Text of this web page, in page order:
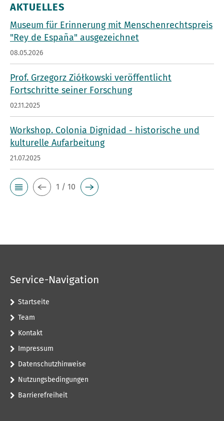
AKTUELLES
Museum für Erinnerung mit Menschenrechtspreis
"Rey de España" ausgezeichnet
08.05.2026
Prof. Grzegorz Ziółkowski veröffentlicht
Fortschritte seiner Forschung
02.11.2025
Workshop. Colonia Dignidad - historische und
kulturelle Aufarbeitung
21.07.2025
1 / 10
Service-Navigation
Startseite
Team
Kontakt
Impressum
Datenschutzhinweise
Nutzungsbedingungen
Barrierefreiheit